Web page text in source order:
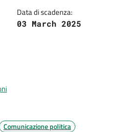
Data di scadenza:
03 March 2025
Comunicazione politica